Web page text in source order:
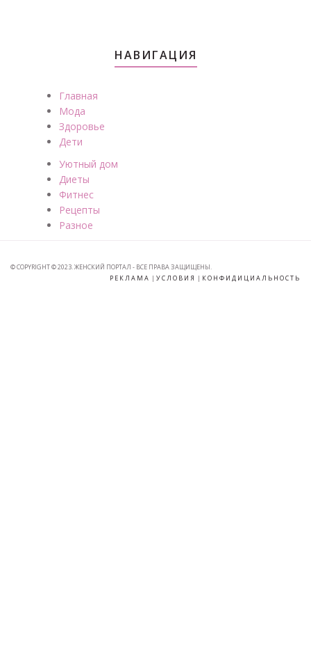
НАВИГАЦИЯ
Главная
Мода
Здоровье
Дети
Уютный дом
Диеты
Фитнес
Рецепты
Разное
© COPYRIGHT © 2023. ЖЕНСКИЙ ПОРТАЛ - ВСЕ ПРАВА ЗАЩИЩЕНЫ.
РЕКЛАМА | УСЛОВИЯ | КОНФИДИЦИАЛЬНОСТЬ